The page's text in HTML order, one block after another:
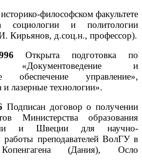
философском факультете
социологии и политологии
Кирьянов, д.соц.н., профессор).
Открыта подготовка по
«Документоведение и
обеспечение управление»,
и лазерные технологии».
Подписан договор о получении
Министерства образования
и Швеции для научно-
работы преподавателей ВолГУ в
Копенгагена (Дания), Осло